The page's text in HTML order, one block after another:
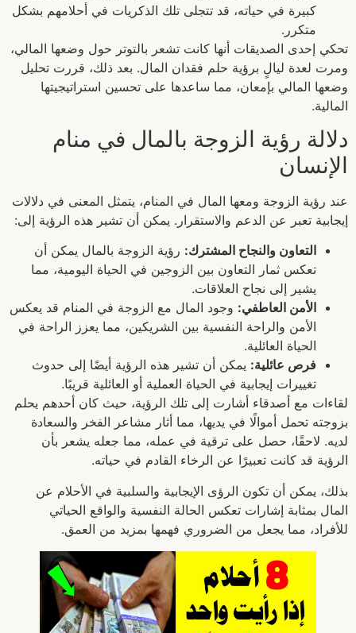
كبيرة في حياته، قد تتجلى تلك الذكريات في أحلامهم بشكل
متكرر.
تحكي إحدى الصديقات أنها كانت تشعر بالتوتر حول وضعها المالي،
ومرت لعدة ليالٍ برؤية حلم فقدان المال. بعد ذلك، قررت تحليل
وضعها المالي بإمعان، مما ساعدها على تحسين استراتيجيتها
المالية.
دلالة رؤية الزوجة بالمال في منام
الإنسان
عند رؤية الزوجة ومعها المال في المنام، يتمثل المعنى في دلالات
إيجابية تعبر عن الدعم والاستقرار. يمكن أن تشير هذه الرؤية إلى:
التعاون والنجاح المشترك: رؤية الزوجة بالمال يمكن أن
تعكس ثمار التعاون بين الزوجين في الحياة اليومية، مما
يشير إلى نجاح العلاقات.
الأمن العاطفي: وجود المال مع الزوجة في المنام قد يعكس
الأمن والراحة النفسية بين الشريكين، مما يعزز الراحة في
الحياة العائلية.
فرص عائلية: يمكن أن تشير هذه الرؤية أيضًا إلى حدوث
تغييرات إيجابية في الحياة العملية أو العائلية قريبًا.
لقاءات مع أصدقاء أشارت إلى تلك الرؤية، حيث كان أحدهم يحلم
بزوجته تحمل أموالًا في يديها، مما أثار مشاعر الفخر والسعادة
لديه. لاحقًا، حصل على ترقية في عمله، مما جعله يشعر بأن
الرؤية قد كانت تعبيرًا عن الرخاء القادم في حياته.
بذلك، يمكن أن تكون الرؤى الإيجابية والسلبية في الأحلام عن
المال بمثابة إشارات تعكس الحالة النفسية والواقع الحياتي
للأفراد، مما يجعل من الضروري فهمها بمزيد من العمق.